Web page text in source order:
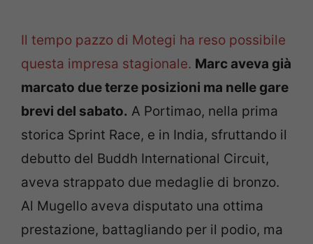
Il tempo pazzo di Motegi ha reso possibile
questa impresa stagionale. Marc aveva già
marcato due terze posizioni ma nelle gare
brevi del sabato. A Portimao, nella prima
storica Sprint Race, e in India, sfruttando il
debutto del Buddh International Circuit,
aveva strappato due medaglie di bronzo.
Al Mugello aveva disputato una ottima
prestazione, battagliando per il podio, ma